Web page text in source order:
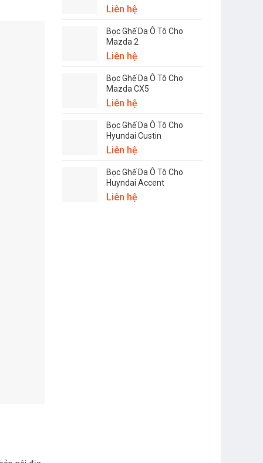
Liên hệ
Bọc Ghế Da Ô Tô Cho
Mazda 2
Liên hệ
Bọc Ghế Da Ô Tô Cho
Mazda CX5
Liên hệ
Bọc Ghế Da Ô Tô Cho
Hyundai Custin
Liên hệ
Bọc Ghế Da Ô Tô Cho
Huyndai Accent
Liên hệ